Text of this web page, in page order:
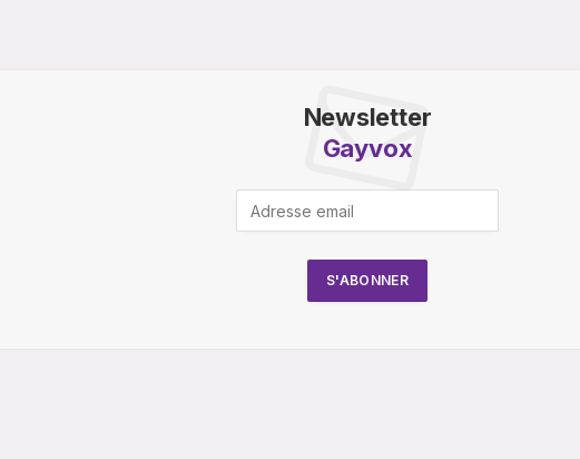
Newsletter
Gayvox